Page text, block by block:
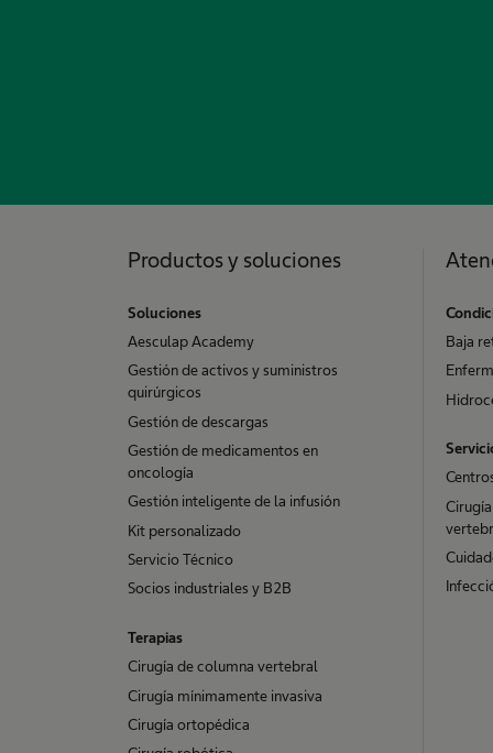
Productos y soluciones
Soluciones
Aesculap Academy
Gestión de activos y suministros
quirúrgicos
Gestión de descargas
Gestión de medicamentos en
oncología
Gestión inteligente de la infusión
Kit personalizado
Servicio Técnico
Socios industriales y B2B
Terapias
Cirugía de columna vertebral
Cirugía mínimamente invasiva
Cirugía ortopédica
Baja